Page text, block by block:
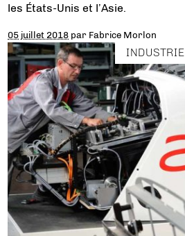
les États-Unis et l’Asie.
05 juillet 2018 par Fabrice Morlon
INDUSTRIE